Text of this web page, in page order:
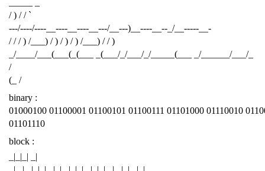
/ ) / / `
---/----/----__----__----__---/__---)__----__--_/__-----__-
/ / / ) /___) / ) / ) / ) /___) / / )
_/____/___(___(_(___ _(___/_/___/_/_____(___ _/______/___/_
/
(_ /
binary :
01000100 01100001 01100101 01100111 01101000 01110010
01101110
block :
_|_|_| _|